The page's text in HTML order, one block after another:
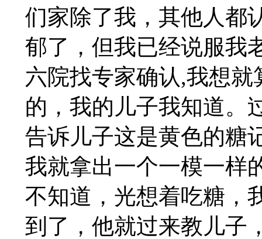
们家除了我，其他人都
郁了，但我已经说服我
六院找专家确认,我想
的，我的儿子我知道。
告诉儿子这是黄色的糖
我就拿出一个一模一样
不知道，光想着吃糖，
到了，他就过来教儿子